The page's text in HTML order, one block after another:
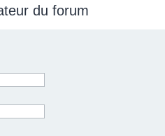
du forum